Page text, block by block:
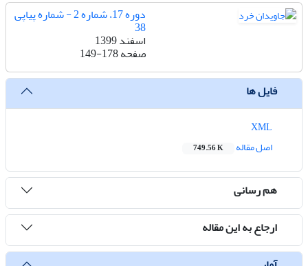
دوره 17، شماره 2 - شماره پیاپی
38
اسفند 1399
صفحه149-178
فایل ها
اصل مقاله
749.56 K
هم رسانی
ارجاع به این مقاله